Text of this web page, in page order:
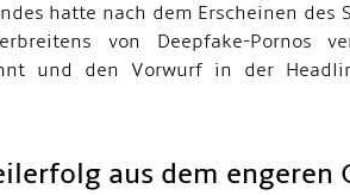
hatte nach dem Erscheinen
von Deepfake-Pornos
und den Vorwurf in der
aus dem engeren